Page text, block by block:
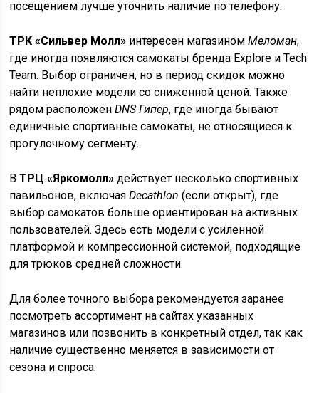
посещением лучше уточнить наличие по телефону.
ТРК «Сильвер Молл» интересен магазиномМеломан,
где иногда появляются самокаты бренда Explore и Tech
Team. Выбор ограничен, но в период скидок можно
найти неплохие модели со сниженной ценой. Также
рядом расположенDNS Гипер, где иногда бывают
единичные спортивные самокаты, не относящиеся к
прогулочному сегменту.
ВТРЦ «Яркомолл» действует несколько спортивных
павильонов, включаяDecathlon (если открыт), где
выбор самокатов больше ориентирован на активных
пользователей. Здесь есть модели с усиленной
платформой и компрессионной системой, подходящие
для трюков средней сложности.
Для более точного выбора рекомендуется заранее
посмотреть ассортимент на сайтах указанных
магазинов или позвонить в конкретный отдел, так как
наличие существенно меняется в зависимости от
сезона и спроса.